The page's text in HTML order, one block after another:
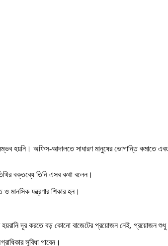
হয়নি। অফিস-আদালতে সাধারণ মানুষের ভোগান্তি কমাতে এবং
বক্তব্যে তিনি এসব কথা বলেন।
মানসিক যন্ত্রণার শিকার হন।
হয়রানি দূর করতে বড় কোনো বাজেটের প্রয়োজন নেই, প্রয়োজন শুধু
সুবিধা পাবেন।